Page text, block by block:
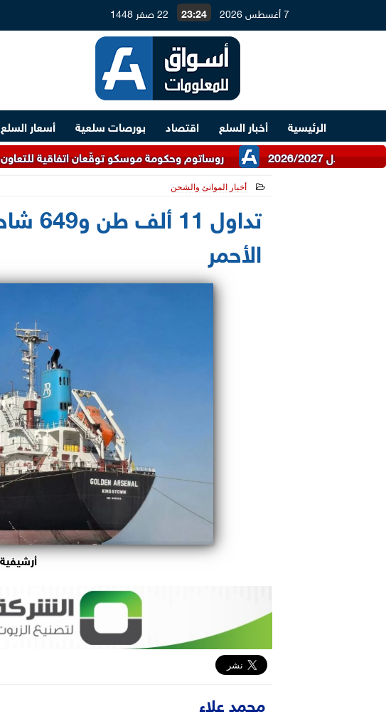
7 أغسطس 2026 23:24 22 صفر 1448
الرئيسية أخبار السلع اقتصاد بورصات سلعية أسعار السلع
روساتوم وحكومة موسكو توقّعان اتفاقية للتعاون في مجال
أخبار الموانئ والشحن
الأحمر
أرشيفية
محمد علاء